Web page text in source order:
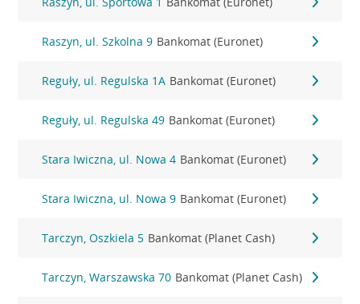
Raszyn, ul. Szkolna 9 Bankomat (Euronet)
Reguły, ul. Regulska 1A Bankomat (Euronet)
Reguły, ul. Regulska 49 Bankomat (Euronet)
Stara Iwiczna, ul. Nowa 4 Bankomat (Euronet)
Stara Iwiczna, ul. Nowa 9 Bankomat (Euronet)
Tarczyn, Oszkiela 5 Bankomat (Planet Cash)
Tarczyn, Warszawska 70 Bankomat (Planet Cash)